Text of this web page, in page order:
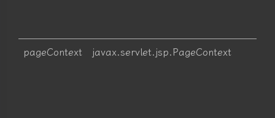
pageContext javax.servlet.jsp.PageContext